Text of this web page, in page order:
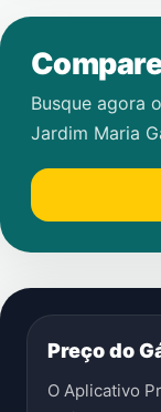
Busque agora
Jardim Maria
Preço do
O Aplicativo